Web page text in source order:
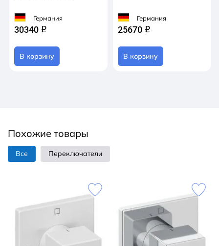
Германия
30340 q
В корзину
Германия
25670 q
В корзину
Похожие товары
Все Переключатели